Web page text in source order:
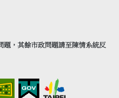
題，其餘市政問題請至陳情系統反